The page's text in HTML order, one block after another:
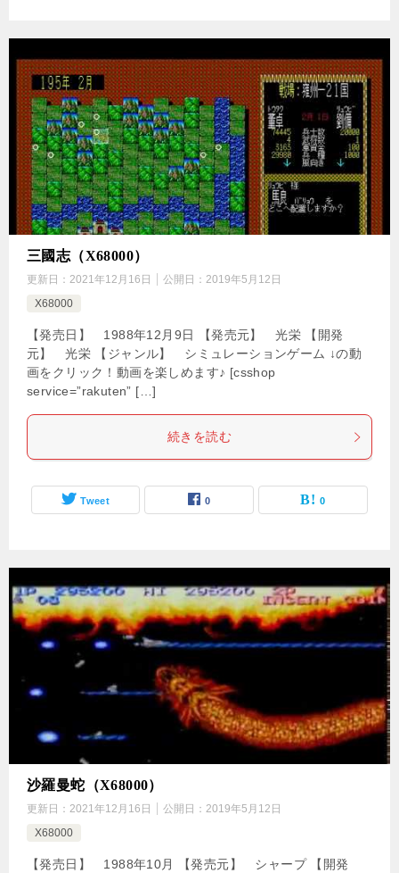
三國志（X68000）
更新日： 2021年12月16日 公開日： 2019年5月12日
X68000
【発売日】 1988年12月9日 【発売元】 光栄 【開発
元】 光栄 【ジャンル】 シミュレーションゲーム ↓の動
画をクリック！動画を楽しめます♪ [csshop
service=”rakuten” […]
続きを読む
Tweet 0 0
沙羅曼蛇（X68000）
更新日： 2021年12月16日 公開日： 2019年5月12日
X68000
【発売日】 1988年10月 【発売元】 シャープ 【開発